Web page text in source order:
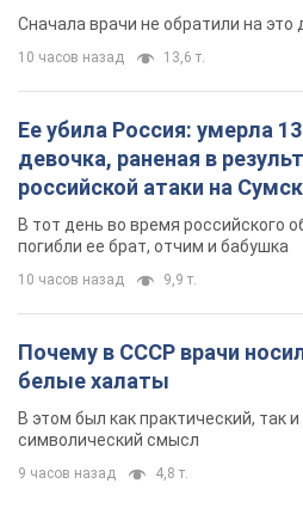
В этом был как практический, так и
символический смысл
9 часов назад 4,8 т.